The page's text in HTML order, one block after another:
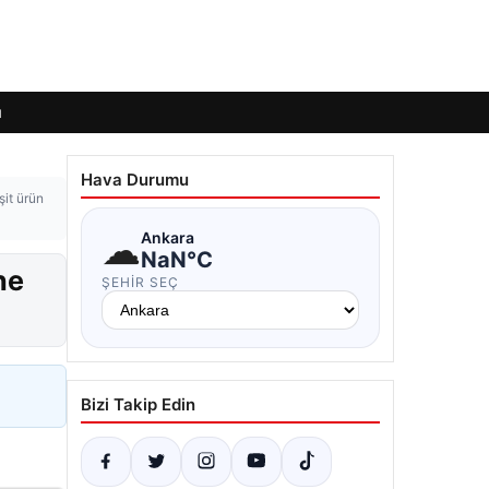
ürün
Hava Durumu
☁Ankara
NaN°C
ŞEHIR SEÇ
Bizi Takip Edin